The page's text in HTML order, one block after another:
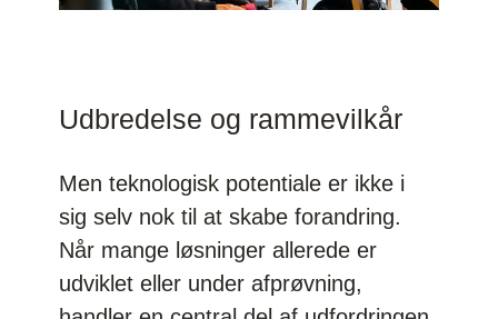
Udbredelse og rammevilkår
Men teknologisk potentiale er ikke i
sig selv nok til at skabe forandring.
Når mange løsninger allerede er
udviklet eller under afprøvning,